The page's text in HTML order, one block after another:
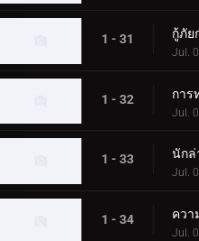
1 - 31 กู้ภัย
Jul.
1 - 32 การ
Jul.
1 - 33 นักล่
Jul.
1 - 34
Jul.